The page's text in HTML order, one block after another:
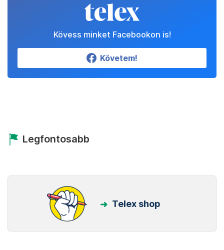
Kövess minket Facebookon is!
Követem!
Legfontosabb
Telex shop